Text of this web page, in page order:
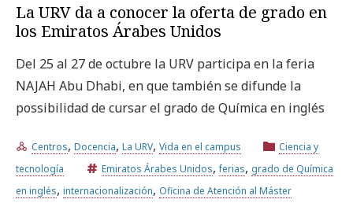
ESPAÑOL CATALÀ ENGLISH
La URV da a conocer la oferta de grado en
los Emiratos Árabes Unidos
Del 25 al 27 de octubre la URV participa en la feria
NAJAH Abu Dhabi, en que también se difunde la
possibilidad de cursar el grado de Química en inglés
Centros, Docencia, La URV, Vida en el campus
Ciencia y
tecnología
Emiratos Árabes Unidos,ferias, grado de Química
en inglés, internacionalización, Oficina de Atención al Máster